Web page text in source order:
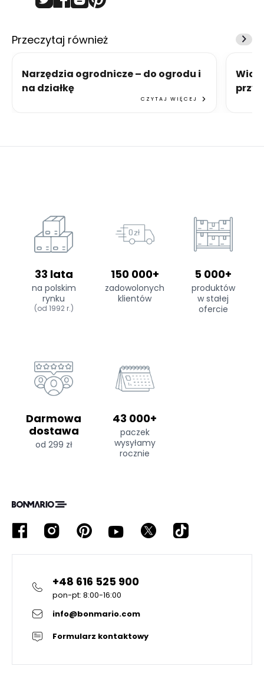
Przeczytaj również
Narzędzia ogrodnicze – do ogrodu i
na działkę
CZYTAJ WIĘCEJ
33 lata
na polskim
rynku
(od 1992 r.)
150 000+
zadowolonych
klientów
5 000+
produktów
w stałej
ofercie
Darmowa
dostawa
od 299 zł
43 000+
paczek
wysyłamy
rocznie
+48 616 525 900
pon-pt: 8:00-16:00
info@bonmario.com
Formularz kontaktowy